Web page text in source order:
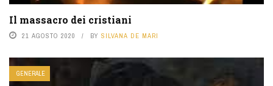
Il massacro dei cristiani
21 AGOSTO 2020 BY SILVANA DE MARI
GENERALE